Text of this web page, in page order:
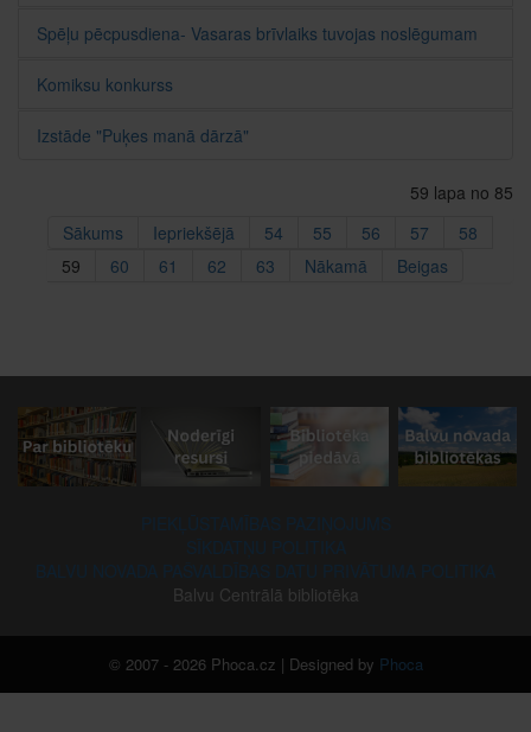
Spēļu pēcpusdiena- Vasaras brīvlaiks tuvojas noslēgumam
Komiksu konkurss
Izstāde "Puķes manā dārzā"
59 lapa no 85
Sākums
Iepriekšējā 54 55 56 57
58
59
60 61 62 63 Nākamā Beigas
Balvu Centrālā bibliotēka
© 2007 - 2026 Phoca.cz | Designed by Phoca